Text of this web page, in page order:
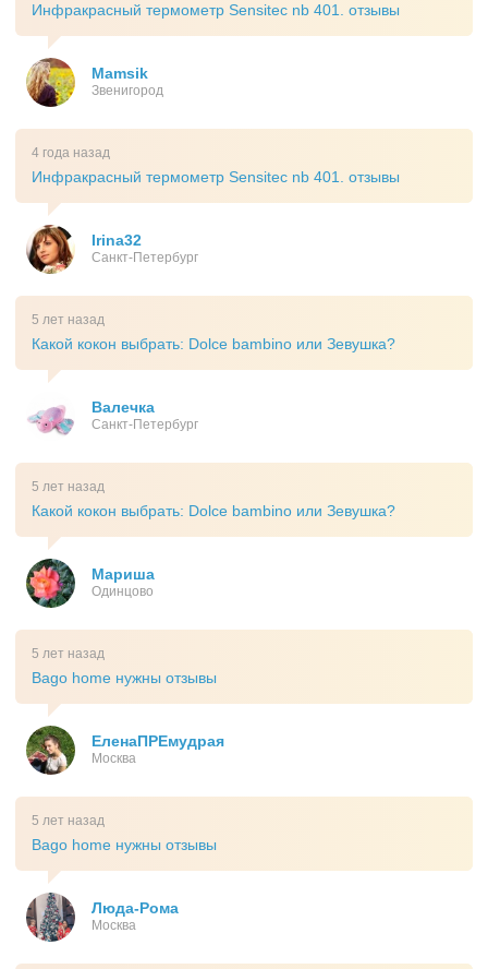
Инфракрасный термометр Sensitec nb 401. отзывы
Mamsik
Звенигород
4 года назад
Инфракрасный термометр Sensitec nb 401. отзывы
Irina32
Санкт-Петербург
5 лет назад
Какой кокон выбрать: Dolce bambino или Зевушка?
Валечка
Санкт-Петербург
5 лет назад
Какой кокон выбрать: Dolce bambino или Зевушка?
Мариша
Одинцово
5 лет назад
Bago home нужны отзывы
ЕленаПРЕмудрая
Москва
5 лет назад
Bago home нужны отзывы
Люда-Рома
Москва